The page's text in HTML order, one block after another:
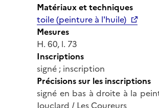
Matériaux et techniques
toile (peinture à l'huile)
Mesures
H. 60, l. 73
Inscriptions
signé ; inscription
Précisions sur les inscriptions
signé en bas à droite à la
Jouclard / Les Coureurs